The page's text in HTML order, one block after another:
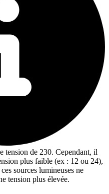
tension de 230. Cependant, il
plus faible (ex : 12 ou 24),
sources lumineuses ne
tension plus élevée.